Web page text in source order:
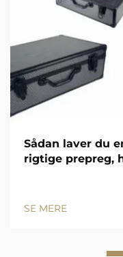
Sådan laver du
rigtige prepreg,
SE MERE